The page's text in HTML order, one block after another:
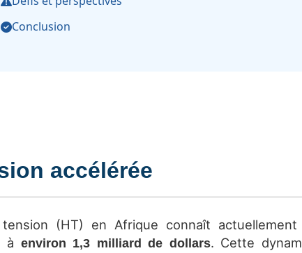
Conclusion
accélérée
(HT) en Afrique connaît actuellement
à environ 1,3 milliard de dollars. Cette